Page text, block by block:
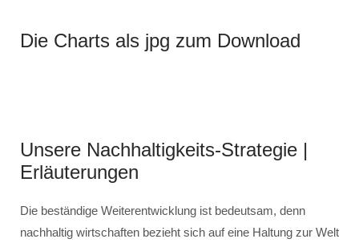
Die Charts als jpg zum Download
Unsere Nachhaltigkeits-Strategie |
Erläuterungen
Die beständige Weiterentwicklung ist bedeutsam, denn
nachhaltig wirtschaften bezieht sich auf eine Haltung zur Welt